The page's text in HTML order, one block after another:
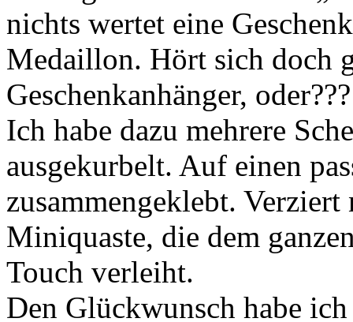
nichts wertet eine
Medaillon. Hört sich doch
Geschenkanhänger, oder???
Ich habe dazu mehrere
ausgekurbelt. Auf einen
zusammengeklebt.
Miniquaste, die dem
Touch verleiht.
Den Glückwunsch habe